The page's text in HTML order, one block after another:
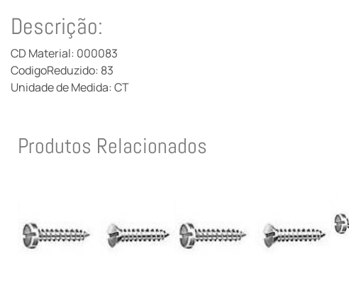
Descrição:
CD Material: 000083
CodigoReduzido: 83
Unidade de Medida: CT
Produtos Relacionados